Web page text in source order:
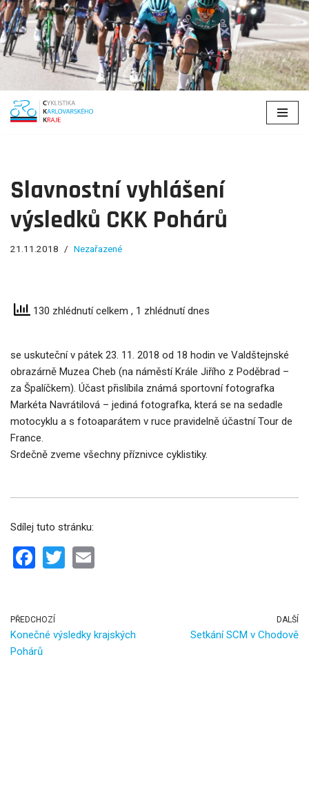
Přeskočit
na
Slavnostní vyhlášení
výsledků CKK Pohárů
21.11.2018 Nezařazené
130 zhlédnutí celkem , 1 zhlédnutí dnes
se uskuteční v pátek 23. 11. 2018 od 18 hodin ve Valdštejnské
obrazárně Muzea Cheb (na náměstí Krále Jiřího z Poděbrad –
za Špalíčkem). Účast přislíbila známá sportovní fotografka
Markéta Navrátilová – jediná fotografka, která se na sedadle
motocyklu a s fotoaparátem v ruce pravidelně účastní Tour de
France.
Srdečně zveme všechny příznivce cyklistiky.
Sdílej tuto stránku:
F
b
o
T
er
E
PŘEDCHOZÍ
Konečné výsledky krajských
Pohárů
DALŠÍ
Setkání SCM v Chodově